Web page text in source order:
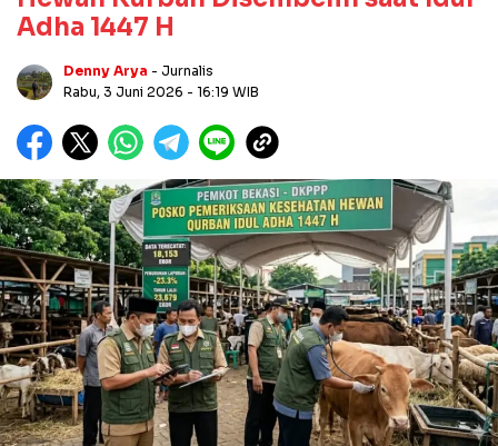
Adha 1447 H
Denny Arya - Jurnalis
Rabu, 3 Juni 2026 - 16:19 WIB